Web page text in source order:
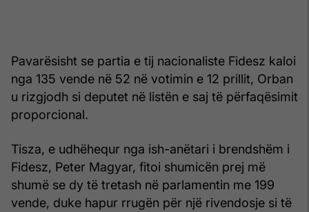
Pavarësisht se partia e tij nacionaliste Fidesz kaloi
nga 135 vende në 52 në votimin e 12 prillit, Orban
u rizgjodh si deputet në listën e saj të përfaqësimit
proporcional.
Tisza, e udhëhequr nga ish-anëtari i brendshëm i
Fidesz, Peter Magyar, fitoi shumicën prej më
shumë se dy të tretash në parlamentin me 199
vende, duke hapur rrugën për një rivendosje si të